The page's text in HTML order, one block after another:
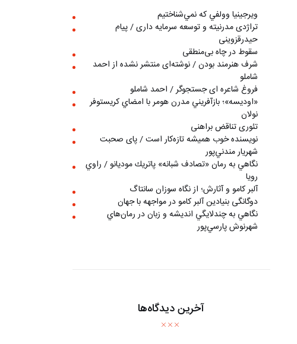
ويرجينيا وولفي كه نمي‌شناختيم
تراژدی مدرنیته و توسعه سرمایه داری / پیام
حیدرقزوینی
سقوط در چاه بی‌منطقی
شرف هنرمند بودن / نوشته‌ای منتشر نشده از احمد
شاملو
فروغ شاعره ای جستجوگر / احمد شاملو
«اوديسه»؛ بازآفريني مدرن هومر با امضاي كريستوفر
نولان
تئوری تناقض براهنی
نويسنده خوب هميشه تازه‌كار است / پای صحبت
شهريار مندني‌پور
نگاهي به رمان «تصادف شبانه» پاتريك موديانو / راوي
رويا
آلبر کامو و آثارش؛ از نگاه سوزان سانتاگ
دوگانگی بنیادین آلبر کامو در مواجهه با جهان
نگاهي به چندلايگي انديشه و زبان در رمان‌هاي
شهرنوش پارسي‌پور
آخرین دیدگاه‌ها